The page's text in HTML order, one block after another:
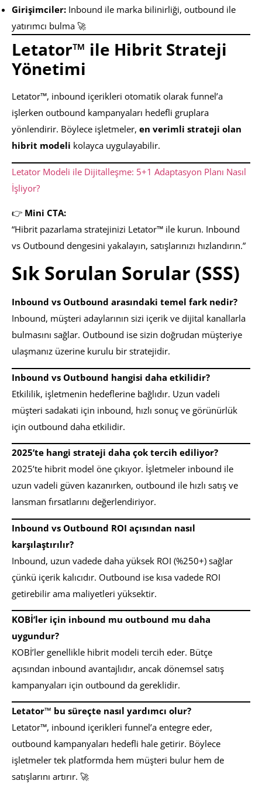
Girişimciler: Inbound ile marka bilinirliği, outbound ile
yatırımcı bulma 🚀
Letator™ ile Hibrit Strateji
Yönetimi
Letator™, inbound içerikleri otomatik olarak funnel’a
işlerken outbound kampanyaları hedefli gruplara
yönlendirir. Böylece işletmeler, en verimli strateji olan
hibrit modeli kolayca uygulayabilir.
Letator Modeli ile Dijitalleşme: 5+1 Adaptasyon Planı Nasıl
İşliyor?
👉 Mini CTA:
“Hibrit pazarlama stratejinizi Letator™ ile kurun. Inbound
vs Outbound dengesini yakalayın, satışlarınızı hızlandırın.”
Sık Sorulan Sorular (SSS)
Inbound vs Outbound arasındaki temel fark nedir?
Inbound, müşteri adaylarının sizi içerik ve dijital kanallarla
bulmasını sağlar. Outbound ise sizin doğrudan müşteriye
ulaşmanız üzerine kurulu bir stratejidir.
Inbound vs Outbound hangisi daha etkilidir?
Etkililik, işletmenin hedeflerine bağlıdır. Uzun vadeli
müşteri sadakati için inbound, hızlı sonuç ve görünürlük
için outbound daha etkilidir.
2025’te hangi strateji daha çok tercih ediliyor?
2025’te hibrit model öne çıkıyor. İşletmeler inbound ile
uzun vadeli güven kazanırken, outbound ile hızlı satış ve
lansman fırsatlarını değerlendiriyor.
Inbound vs Outbound ROI açısından nasıl
karşılaştırılır?
Inbound, uzun vadede daha yüksek ROI (%250+) sağlar
çünkü içerik kalıcıdır. Outbound ise kısa vadede ROI
getirebilir ama maliyetleri yüksektir.
KOBİ’ler için inbound mu outbound mu daha
uygundur?
KOBİ’ler genellikle hibrit modeli tercih eder. Bütçe
açısından inbound avantajlıdır, ancak dönemsel satış
kampanyaları için outbound da gereklidir.
Letator™ bu süreçte nasıl yardımcı olur?
Letator™, inbound içerikleri funnel’a entegre eder,
outbound kampanyaları hedefli hale getirir. Böylece
işletmeler tek platformda hem müşteri bulur hem de
satışlarını artırır. 🚀